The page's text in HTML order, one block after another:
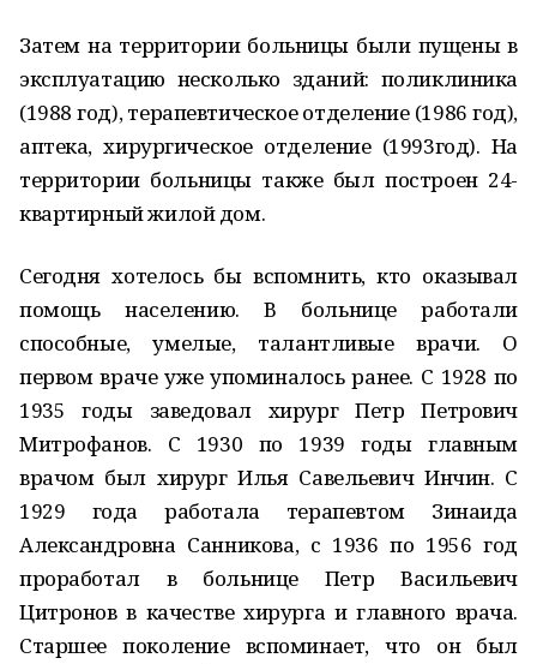
Затем на территории больницы были пущены в
эксплуатацию несколько зданий: поликлиника
(1988 год), терапевтическое отделение (1986 год),
аптека, хирургическое отделение (1993год). На
территории больницы также был построен 24-
квартирный жилой дом.
Сегодня хотелось бы вспомнить, кто оказывал
помощь населению. В больнице работали
способные, умелые, талантливые врачи. О
первом враче уже упоминалось ранее. С 1928 по
1935 годы заведовал хирург Петр Петрович
Митрофанов. С 1930 по 1939 годы главным
врачом был хирург Илья Савельевич Инчин. С
1929 года работала терапевтом Зинаида
Александровна Санникова, с 1936 по 1956 год
проработал в больнице Петр Васильевич
Цитронов в качестве хирурга и главного врача.
Старшее поколение вспоминает, что он был